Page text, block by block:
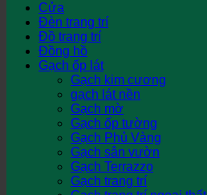
Cửa
Đèn trang trí
Đồ trang trí
Đồng hồ
Gạch ốp lát
Gạch kim cương
gạch lát nền
Gạch mờ
Gạch ốp tường
Gạch Phủ Vàng
Gạch sân vườn
Gạch Terrazzo
Gạch trang trí